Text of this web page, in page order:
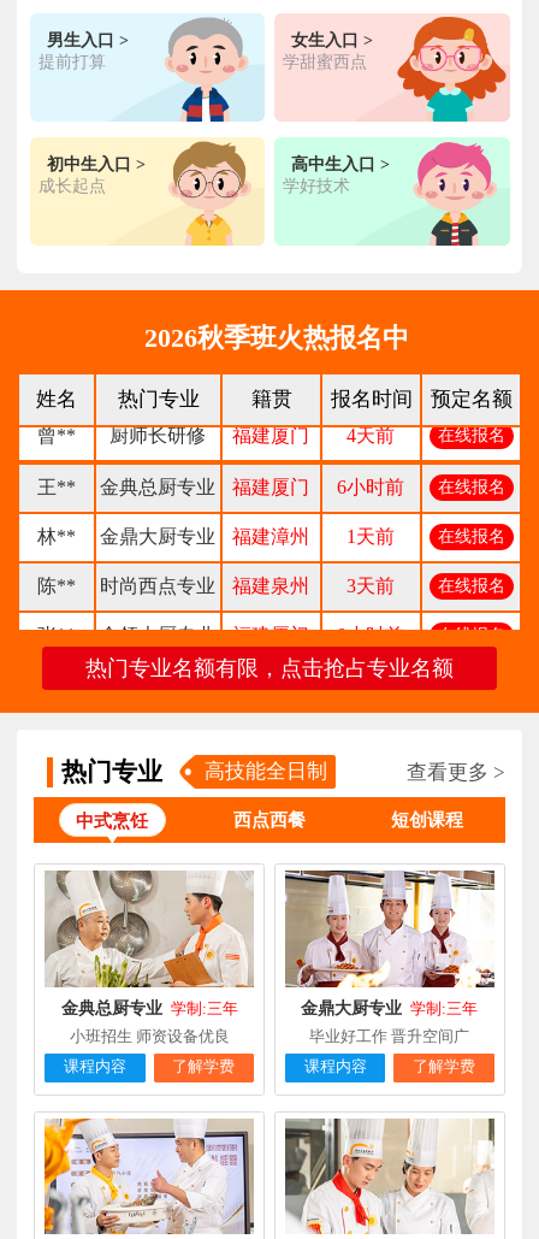
男生入口 >
提前打算
女生入口 >
学甜蜜西点
初中生入口 >
成长起点
高中生入口 >
学好技术
2026秋季班火热报名中
姓名 热门专业 籍贯 报名时间 预定名额
林** 金鼎大厨专业 福建漳州 1天前 在线报名
陈** 时尚西点专业 福建泉州 3天前 在线报名
金领大厨专业 在线报名
钟** 经典西点专业 福建龙岩 5天前 在线报名
经典西点专业 在线报名
专业
大厨精英专业 福建福州 3天前
谢** 西点店长班 福建厦门 4天前 在线报名
曾** 厨师长研修 福建厦门 4天前 在线报名
王** 金典总厨专业 福建厦门 6小时前 在线报名
林** 金鼎大厨专业 福建漳州 1天前 在线报名
陈** 时尚西点专业 福建泉州 3天前 在线报名
张** 金领大厨专业 福建厦门 8小时前 在线报名
经典西点专业 福建龙岩 5天前 在线报名
赖**
时尚西餐西点
专业
福建三明 16小时前 在线报名
陈** 大厨精英专业 福建福州 3天前 在线报名
谢** 西点店长班 福建厦门 4天前 在线报名
曾** 厨师长研修 福建厦门 4天前 在线报名
热门专业名额有限，点击抢占专业名额
热门专业 高技能全日制 查看更多 >
中式烹饪 西点西餐 短创课程
金典总厨专业 学制:三年
小班招生 师资设备优良
课程内容
了解学费
金鼎大厨专业 学制:三年
毕业好工作 晋升空间广
课程内容
了解学费